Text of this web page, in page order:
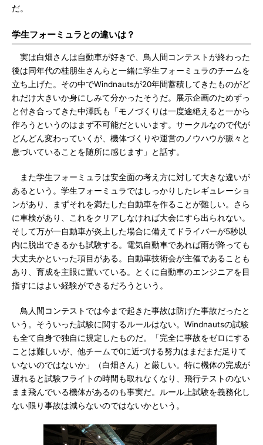
だ。
学生フォーミュラとの違いは？
実は白畑さんは自動車が好きで、鳥人間コンテストが終わった
後は同年代の桂朋生さんらと一緒に学生フォーミュラのチームを
立ち上げた。その中でWindnautsが20年間蓄積してきたものがど
れだけ大きいか身にしみて分かったそうだ。展示企画のためずっ
と付き合ってきた中澤氏も「モノづくりは一度途絶えると一から
作ろうというのはまず不可能だといいます。サークルなので代が
どんどん変わっていくが、機体づくりや運営のノウハウが脈々と
息づいていることを随所に感じます」と話す。
また学生フォーミュラは安全面の考え方に対して大きな違いが
あるという。学生フォーミュラではしっかりしたレギュレーショ
ンがあり、まずそれを満たした自動車を作ることが難しい。さら
に車検があり、これをクリアしなければ大会にすら出られない。
そして万が一自動車が炎上した場合に備えてドライバーが5秒以
内に脱出できるかも試験する。電気自動車であれば雨が降っても
大丈夫かといった項目がある。自動車技術会が主催であることも
あり、育成を主眼に置いている。とくに自動車のエンジニアを目
指すにはよい経験ができるだろうという。
鳥人間コンテストでは今まで起きた事故は防げた事故だったと
いう。そういった試験に関するルールはない。Windnautsの試験
も全て自身で独自に規定したものだ。「完全に事故をゼロにする
ことは難しいが、他チームで0に近づける努力はまだまだ足りて
いないのではないか」（白畑さん）と厳しい。特に機体の完成が
遅れると試験フライトの時間も取れなくなり、飛行テストのない
まま飛んでいる機体があるのも事実だ。ルール上試験を義務化し
ない限り事故は減らないのではないかという。